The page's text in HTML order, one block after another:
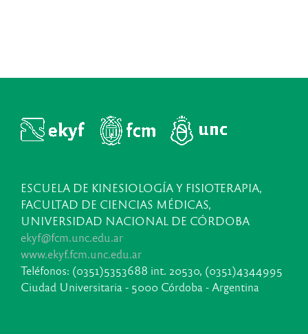
ESCUELA DE KINESIOLOGÍA Y FISIOTERAPIA,
FACULTAD DE CIENCIAS MÉDICAS,
UNIVERSIDAD NACIONAL DE CÓRDOBA
ekyf@fcm.unc.edu.ar
www.ekyf.fcm.unc.edu.ar
Teléfonos: (0351)5353688 int. 20530, (0351)4344995
Ciudad Universitaria - 5000 Córdoba - Argentina